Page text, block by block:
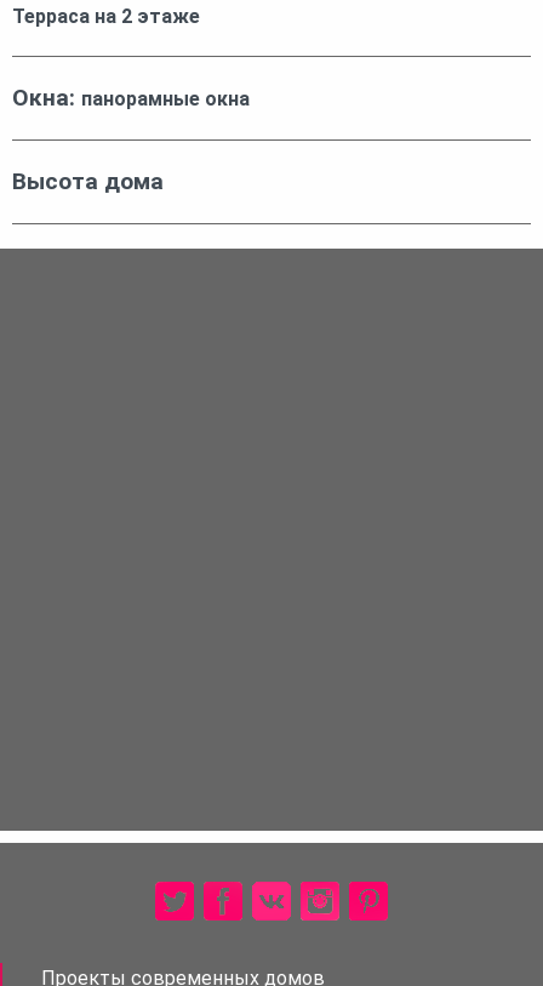
Терраса на 2 этаже
Окна: панорамные окна
Высота дома
Проекты современных домов